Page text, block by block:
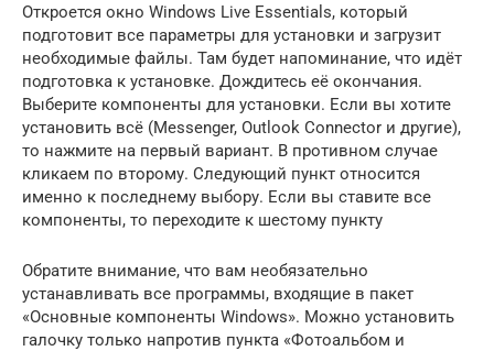
Откроется окно Windows Live Essentials, который
подготовит все параметры для установки и загрузит
необходимые файлы. Там будет напоминание, что идёт
подготовка к установке. Дождитесь её окончания.
Выберите компоненты для установки. Если вы хотите
установить всё (Messenger, Outlook Connector и другие),
то нажмите на первый вариант. В противном случае
кликаем по второму. Следующий пункт относится
именно к последнему выбору. Если вы ставите все
компоненты, то переходите к шестому пункту
Обратите внимание, что вам необязательно
устанавливать все программы, входящие в пакет
«Основные компоненты Windows». Можно установить
галочку только напротив пункта «Фотоальбом и